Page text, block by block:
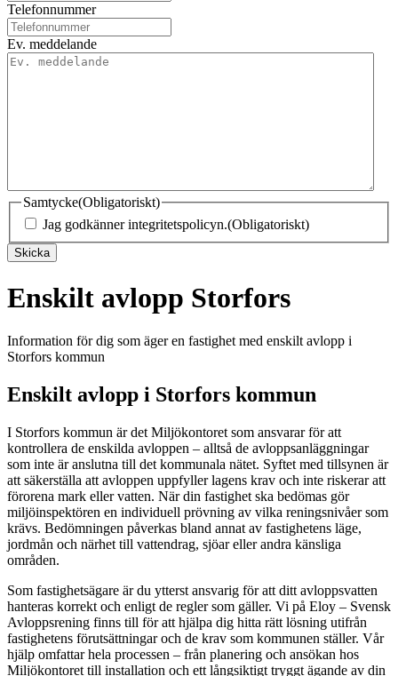
Telefonnummer
Ev. meddelande
Samtycke(Obligatoriskt)
Jag godkänner integritetspolicyn.(Obligatoriskt)
Skicka
Enskilt avlopp Storfors
Information för dig som äger en fastighet med enskilt avlopp i
Storfors kommun
Enskilt avlopp i Storfors kommun
I Storfors kommun är det Miljökontoret som ansvarar för att
kontrollera de enskilda avloppen – alltså de avloppsanläggningar
som inte är anslutna till det kommunala nätet. Syftet med tillsynen är
att säkerställa att avloppen uppfyller lagens krav och inte riskerar att
förorena mark eller vatten. När din fastighet ska bedömas gör
miljöinspektören en individuell prövning av vilka reningsnivåer som
krävs. Bedömningen påverkas bland annat av fastighetens läge,
jordmån och närhet till vattendrag, sjöar eller andra känsliga
områden.
Som fastighetsägare är du ytterst ansvarig för att ditt avloppsvatten
hanteras korrekt och enligt de regler som gäller. Vi på Eloy – Svensk
Avloppsrening finns till för att hjälpa dig hitta rätt lösning utifrån
fastighetens förutsättningar och de krav som kommunen ställer. Vår
hjälp omfattar hela processen – från planering och ansökan hos
Miljökontoret till installation och ett långsiktigt tryggt ägande av din